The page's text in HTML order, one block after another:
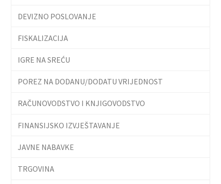
DEVIZNO POSLOVANJE
FISKALIZACIJA
IGRE NA SREĆU
POREZ NA DODANU/DODATU VRIJEDNOST
RAČUNOVODSTVO I KNJIGOVODSTVO
FINANSIJSKO IZVJEŠTAVANJE
JAVNE NABAVKE
TRGOVINA